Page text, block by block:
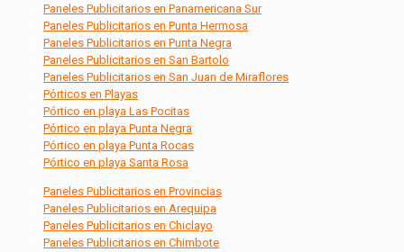
Paneles Publicitarios en Panamericana Sur
Paneles Publicitarios en Punta Hermosa
Paneles Publicitarios en Punta Negra
Paneles Publicitarios en San Bartolo
Paneles Publicitarios en San Juan de Miraflores
Pórticos en Playas
Pórtico en playa Las Pocitas
Pórtico en playa Punta Negra
Pórtico en playa Punta Rocas
Pórtico en playa Santa Rosa
Paneles Publicitarios en Provincias
Paneles Publicitarios en Arequipa
Paneles Publicitarios en Chiclayo
Paneles Publicitarios en Chimbote